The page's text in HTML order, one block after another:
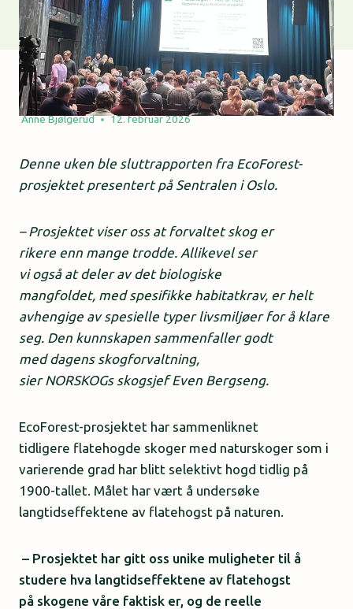
Anne Bjølgerud 12. februar 2026
Denne uken ble sluttrapporten fra EcoForest-
prosjektet presentert på Sentralen i Oslo.
– Prosjektet viser oss at forvaltet skog er
rikere enn mange trodde. Allikevel ser
vi også at deler av det biologiske
mangfoldet, med spesifikke habitatkrav, er helt
avhengige av spesielle typer livsmiljøer for å klare
seg. Den kunnskapen sammenfaller godt
med dagens skogforvaltning,
sier NORSKOGs skogsjef Even Bergseng.
EcoForest-prosjektet har sammenliknet
tidligere flatehogde skoger med naturskoger som i
varierende grad har blitt selektivt hogd tidlig på
1900-tallet. Målet har vært å undersøke
langtidseffektene av flatehogst på naturen.
– Prosjektet har gitt oss unike muligheter til å
studere hva langtidseffektene av flatehogst
på skogene våre faktisk er, og de reelle